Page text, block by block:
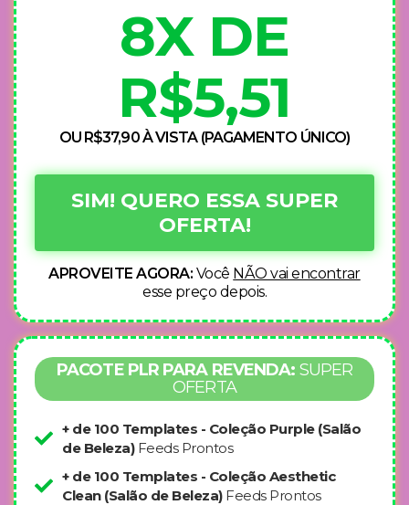
8X DE
R$5,51
OU R$37,90 À VISTA (PAGAMENTO ÚNICO)
SIM! QUERO ESSA SUPER
OFERTA!
APROVEITE AGORA: Você NÃO vai encontrar
esse preço depois.
PACOTE PLR PARA REVENDA: SUPER
OFERTA
+ de 100 Templates - Coleção Purple (Salão
de Beleza) Feeds Prontos
+ de 100 Templates - Coleção Aesthetic
Clean (Salão de Beleza) Feeds Prontos